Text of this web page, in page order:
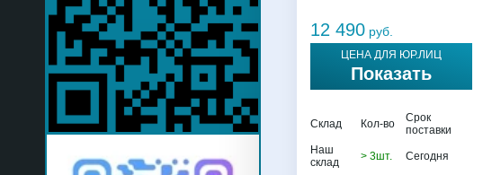
12 490 руб.
ЦЕНА ДЛЯ ЮР.ЛИЦ
Показать
Склад Кол-во
Срок
поставки
Наш
склад
> 3шт. Сегодня